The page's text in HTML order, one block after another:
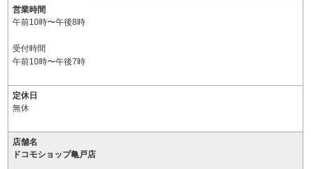
営業時間
午前10時〜午後8時
受付時間
午前10時〜午後7時
定休日
無休
店舗名
ドコモショップ亀戸店